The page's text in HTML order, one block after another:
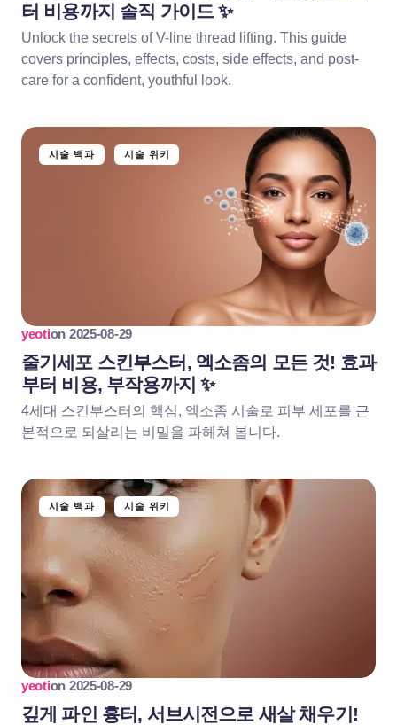
터 비용까지 솔직 가이드 ✨
Unlock the secrets of V-line thread lifting. This guide
covers principles, effects, costs, side effects, and post-
care for a confident, youthful look.
시술 백과 시술 위키
yeotion 2025-08-29
줄기세포 스킨부스터, 엑소좀의 모든 것! 효과
부터 비용, 부작용까지 ✨
4세대 스킨부스터의 핵심, 엑소좀 시술로 피부 세포를 근
본적으로 되살리는 비밀을 파헤쳐 봅니다.
시술 백과 시술 위키
yeotion 2025-08-29
깊게 파인 흉터, 서브시전으로 새살 채우기!